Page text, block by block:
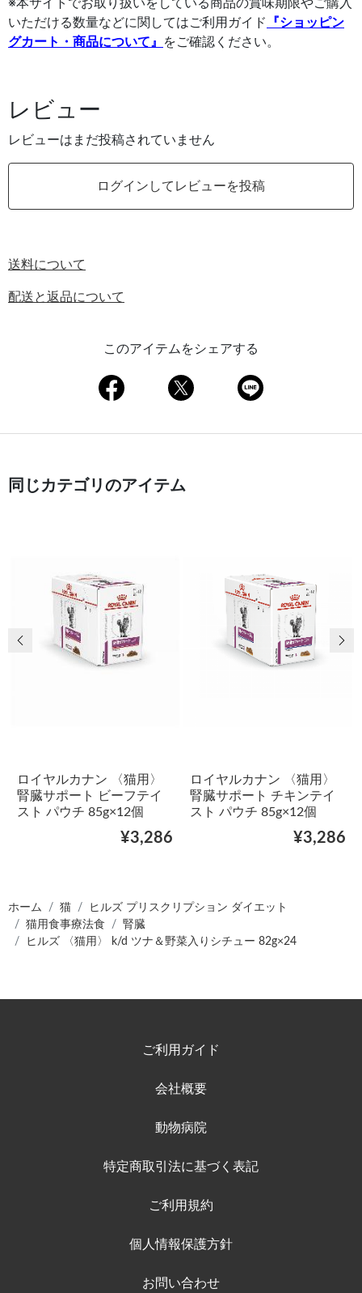
※本サイトでお取り扱いをしている商品の賞味期限やご購入
いただける数量などに関してはご利用ガイド
『ショッピン
グカート・商品について』
をご確認ください。
レビュー
レビューはまだ投稿されていません
ログインしてレビューを投稿
送料について
配送と返品について
このアイテムをシェアする
同じカテゴリのアイテム
ロイヤルカナン 〈猫用〉
腎臓サポート ビーフテイ
スト パウチ 85g×12個
¥3,286
ロイヤルカナン 〈猫用〉
腎臓サポート チキンテイ
スト パウチ 85g×12個
¥3,286
前の画像 次
ホーム 猫
ヒルズ プリスクリプション ダイエット
猫用食事療法食
腎臓
ヒルズ 〈猫用〉 k/d ツナ＆野菜入りシチュー 82g×24
ご利用ガイド
会社概要
動物病院
特定商取引法に基づく表記
ご利用規約
個人情報保護方針
お問い合わせ